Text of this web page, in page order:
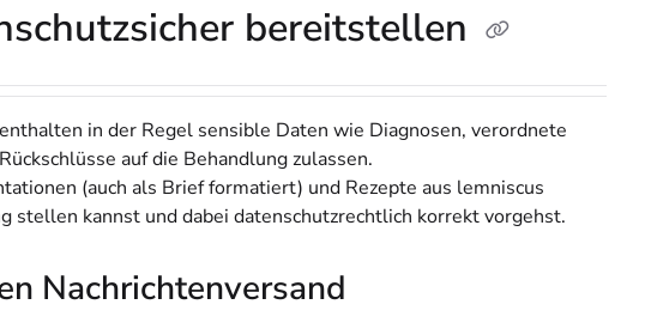
bereitstellen
in der Regel sensible Daten wie Diagnosen, verordnete
auf die Behandlung zulassen.
(auch als Brief formatiert) und Rezepte aus lemniscus
stellen kannst und dabei datenschutzrechtlich korrekt vorgehst.
Nachrichtenversand